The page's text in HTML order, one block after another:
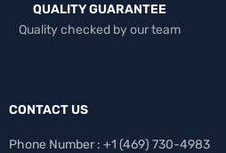
QUALITY GUARANTEE
Quality checked by our team
CONTACT US
Phone Number : +1 ‪(469) 730-4983‬